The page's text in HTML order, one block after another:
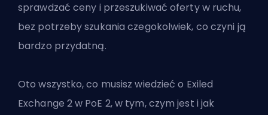
sprawdzać ceny i przeszukiwać oferty w ruchu,
bez potrzeby szukania czegokolwiek, co czyni ją
bardzo przydatną.
Oto wszystko, co musisz wiedzieć o Exiled
Exchange 2 w PoE 2, w tym, czym jest i jak